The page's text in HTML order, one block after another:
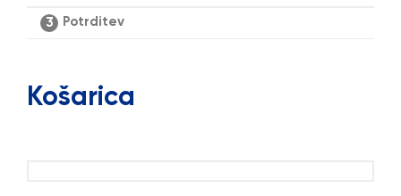
3 Potrditev
Košarica